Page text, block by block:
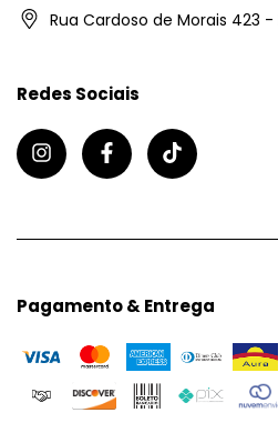
Rua Cardoso de Morais 423
Redes Sociais
Pagamento & Entrega